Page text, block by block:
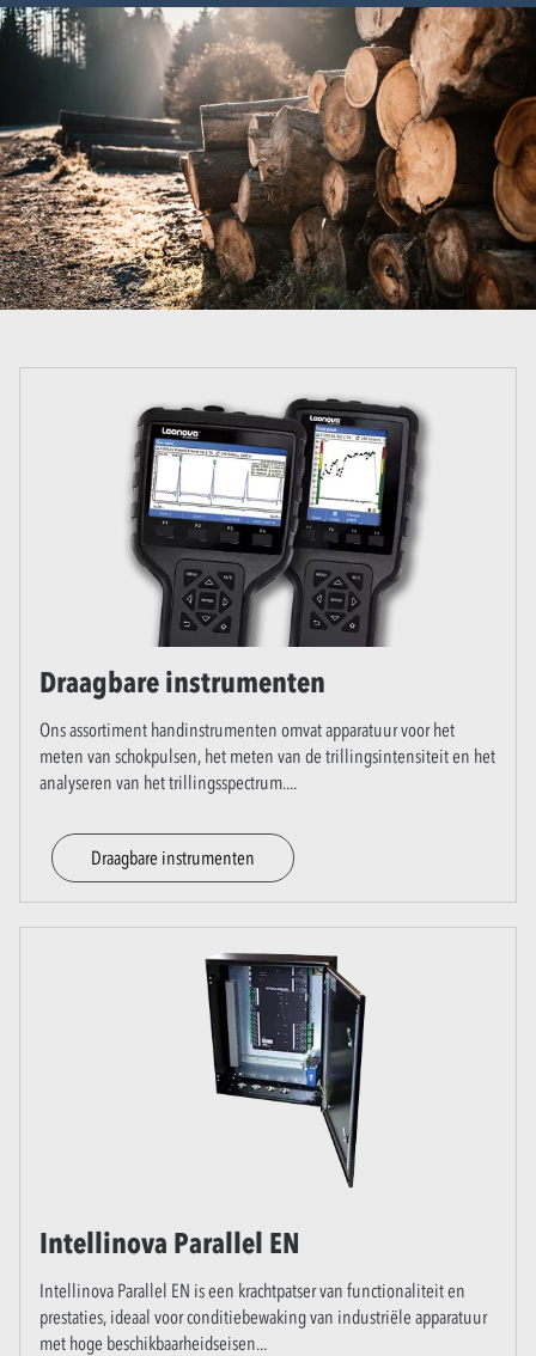
Draagbare instrumenten
Ons assortiment handinstrumenten omvat apparatuur voor het
meten van schokpulsen, het meten van de trillingsintensiteit en het
analyseren van het trillingsspectrum....
Draagbare instrumenten
Intellinova Parallel EN
Intellinova Parallel EN is een krachtpatser van functionaliteit en
prestaties, ideaal voor conditiebewaking van industriële apparatuur
met hoge beschikbaarheidseisen...